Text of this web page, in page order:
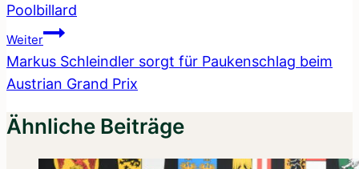
Poolbillard
Weiter
Markus Schleindler sorgt für Paukenschlag beim
Austrian Grand Prix
Ähnliche Beiträge